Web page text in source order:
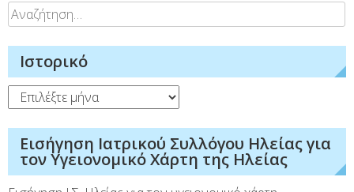
Αναζήτηση
για:
Ιστορικό
Ιστορικό
Εισήγηση Ιατρικού Συλλόγου Ηλείας για
τον Υγειονομικό Χάρτη της Ηλείας